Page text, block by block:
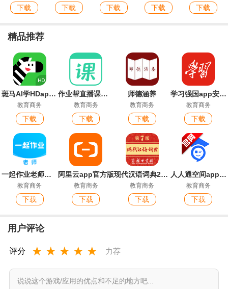
下载 下载 下载 下载 下载
精品推荐
斑马AI学HDapp官方版
教育商务
下载
作业帮直播课官方版
教育商务
下载
师德涵养
教育商务
下载
学习强国app安卓版
教育商务
下载
一起作业老师端最新版
教育商务
下载
阿里云app官方版
教育商务
下载
现代汉语词典2026最新版
教育商务
下载
人人通空间app官方版
教育商务
下载
用户评论
评分 ★ ★ ★ ★ ★ 力荐